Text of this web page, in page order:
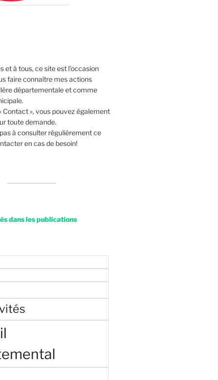
et à tous, ce site est l’occasion
faire connaître mes actions
départementale et comme
Contact », vous pouvez également
toute demande.
à consulter régulièrement ce
en cas de besoin!
dans les publications